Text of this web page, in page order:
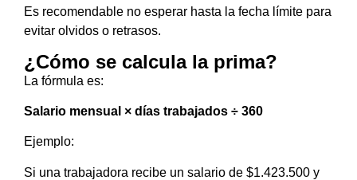
Es recomendable no esperar hasta la fecha límite para
evitar olvidos o retrasos.
¿Cómo se calcula la prima?
La fórmula es:
Salario mensual × días trabajados ÷ 360
Ejemplo:
Si una trabajadora recibe un salario de $1.423.500 y